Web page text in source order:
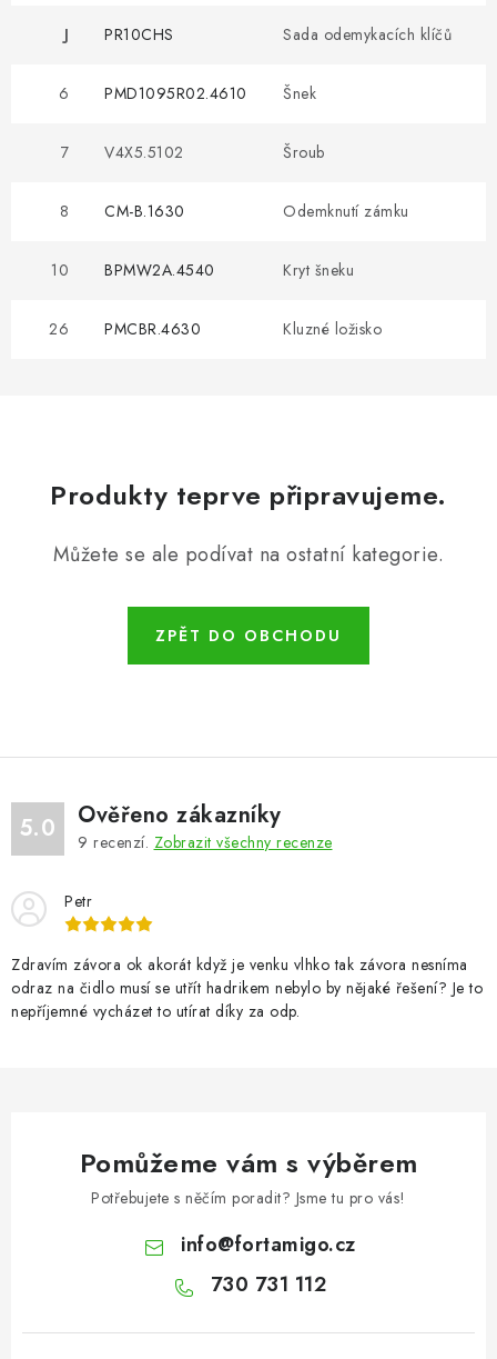
J PR10CHS Sada odemykacích klíčů
6 PMD1095R02.4610 Šnek
7 V4X5.5102 Šroub
8 CM-B.1630 Odemknutí zámku
10 BPMW2A.4540 Kryt šneku
26 PMCBR.4630 Kluzné ložisko
Produkty teprve připravujeme.
Můžete se ale podívat na ostatní kategorie.
ZPĚT DO OBCHODU
5.0 Ověřeno zákazníky
9 recenzí. Zobrazit všechny recenze
Petr
Zdravím závora ok akorát když je venku vlhko tak závora nesníma
odraz na čidlo musí se utřít hadrikem nebylo by nějaké řešení? Je to
nepříjemné vycházet to utírat díky za odp.
Pomůžeme vám s výběrem
Potřebujete s něčím poradit? Jsme tu pro vás!
info@fortamigo.cz
730 731 112